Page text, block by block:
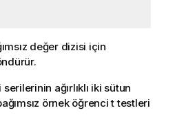
değer dizisi için
ağırlıklı iki sütun
örnek öğrenci t testleri